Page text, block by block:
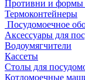
Противни и формы
Термоконтейнеры
Посудомоечное
Аксессуары для
Водоумягчители
Кассеты
Столы для
Котломоечные